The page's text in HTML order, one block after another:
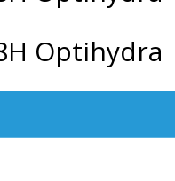
Optihydra